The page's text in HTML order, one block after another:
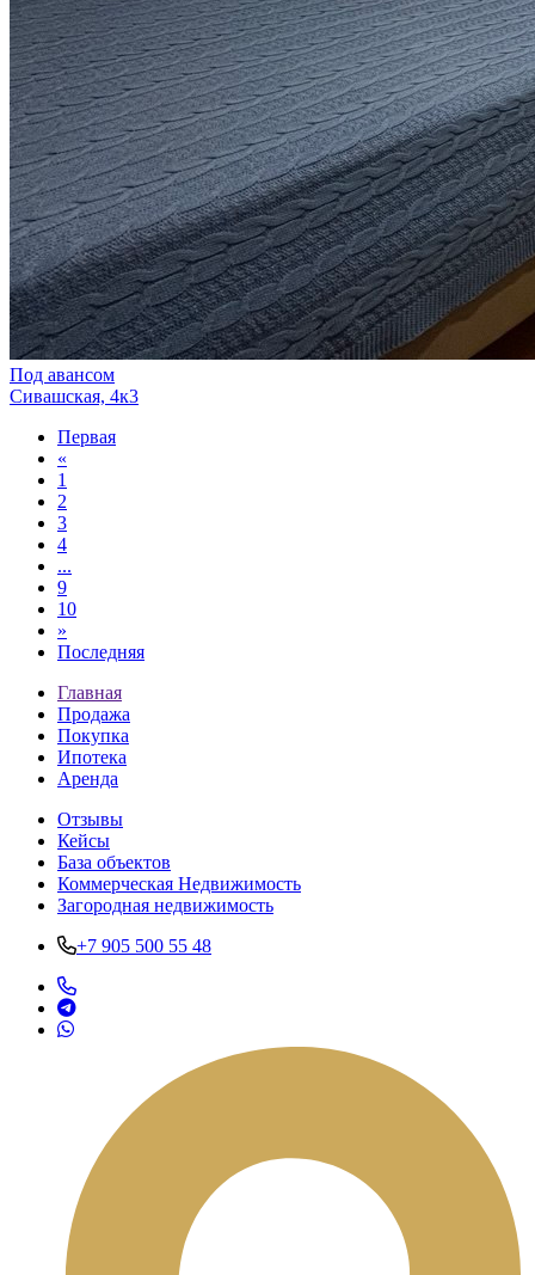
Под авансом
Сивашская, 4к3
Первая
«
1
2
3
4
...
9
10
»
Последняя
Главная
Продажа
Покупка
Ипотека
Аренда
Отзывы
Кейсы
База объектов
Коммерческая Недвижимость
Загородная недвижимость
+7 905 500 55 48